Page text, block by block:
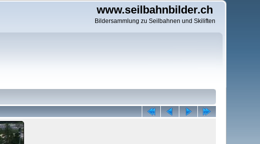
www.seilbahnbilder.ch
Bildersammlung zu Seilbahnen und Skiliften